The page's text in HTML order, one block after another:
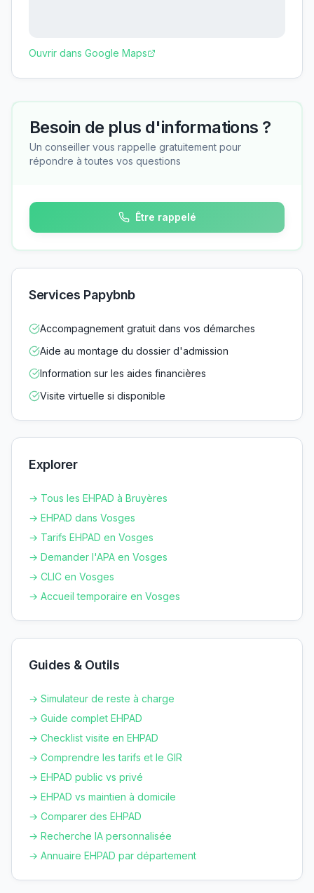
Ouvrir dans Google Maps
Besoin de plus d'informations ?
Un conseiller vous rappelle gratuitement pour
répondre à toutes vos questions
Être rappelé
Services Papybnb
Accompagnement gratuit dans vos démarches
Aide au montage du dossier d'admission
Information sur les aides financières
Visite virtuelle si disponible
Explorer
→ Tous les EHPAD à Bruyères
→ EHPAD dans Vosges
→ Tarifs EHPAD en Vosges
→ Demander l'APA en Vosges
→ CLIC en Vosges
→ Accueil temporaire en Vosges
Guides & Outils
→ Simulateur de reste à charge
→ Guide complet EHPAD
→ Checklist visite en EHPAD
→ Comprendre les tarifs et le GIR
→ EHPAD public vs privé
→ EHPAD vs maintien à domicile
→ Comparer des EHPAD
→ Recherche IA personnalisée
→ Annuaire EHPAD par département